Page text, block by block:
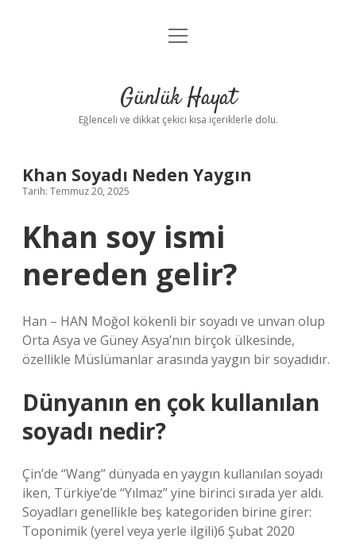
Anasayfa
Yasal Uyarı
menüyü
Günlük Hayat
Eğlenceli ve dikkat çekici kısa içeriklerle dolu.
Khan Soyadı Neden Yaygın
Tarih: Temmuz 20, 2025
Khan soy ismi
nereden gelir?
Han – HAN Moğol kökenli bir soyadı ve unvan olup
Orta Asya ve Güney Asya’nın birçok ülkesinde,
özellikle Müslümanlar arasında yaygın bir soyadıdır.
Dünyanın en çok kullanılan
soyadı nedir?
Çin’de “Wang” dünyada en yaygın kullanılan soyadı
iken, Türkiye’de “Yılmaz” yine birinci sırada yer aldı.
Soyadları genellikle beş kategoriden birine girer:
Toponimik (yerel veya yerle ilgili)6 Şubat 2020